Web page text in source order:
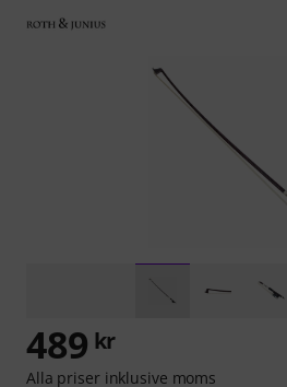
489 kr
Alla priser inklusive moms